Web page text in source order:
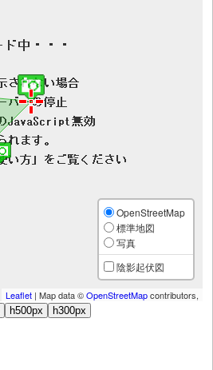
OpenStreetMap
標準地図
写真
陰影起伏図
Leaflet | Map data ©OpenStreetMapcontributors,
h500px h300px